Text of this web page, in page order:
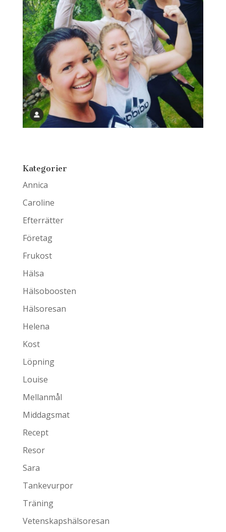
Kategorier
Annica
Caroline
Efterrätter
Företag
Frukost
Hälsa
Hälsoboosten
Hälsoresan
Helena
Kost
Löpning
Louise
Mellanmål
Middagsmat
Recept
Resor
Sara
Tankevurpor
Träning
Vetenskapshälsoresan